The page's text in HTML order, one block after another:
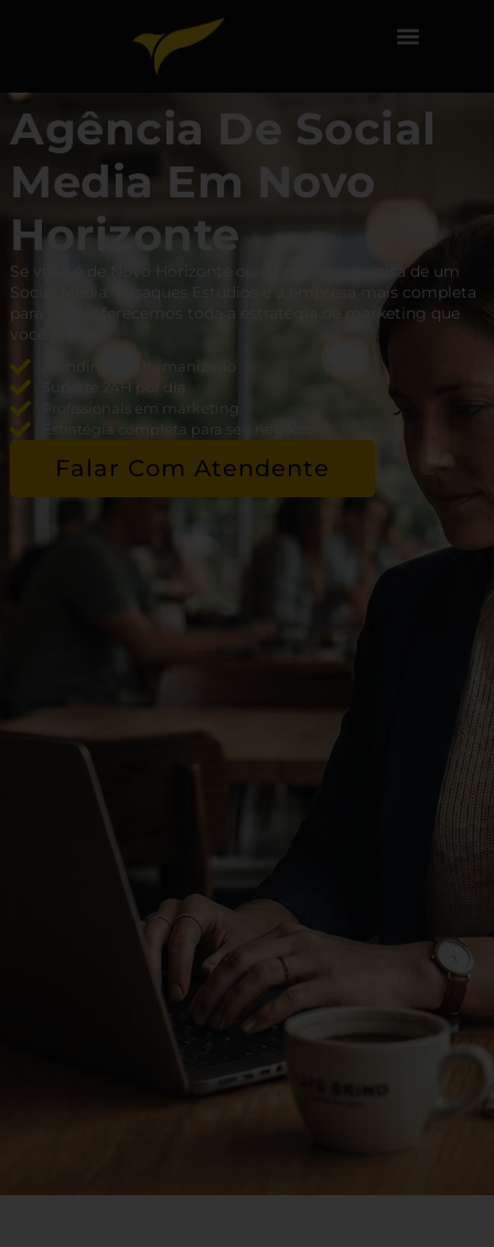
Agência De Social
Media Em Novo
Horizonte
Se você é de Novo Horizonte ou da região e precisa de um
Social Media. A Isaques Estúdios é a empresa mais completa
para você, oferecemos toda a estratégia de marketing que
você precisa.
Atendimento humanizado
Suporte 24H por dia
Profissionais em marketing
Estratégia completa para seu negócio
Falar Com Atendente